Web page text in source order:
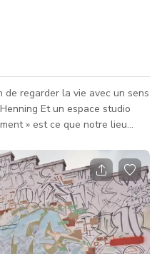
de regarder la vie avec un sens
studio
» est ce que notre lieu
une toile ou un arrière-plan
suburbain » d'Atlanta, une
de la ville. Le site éta